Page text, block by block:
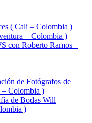
( Cali – Colombia )
– Colombia )
con Roberto Ramos –
de Fotógrafos de
– Colombia )
de Bodas Will
)